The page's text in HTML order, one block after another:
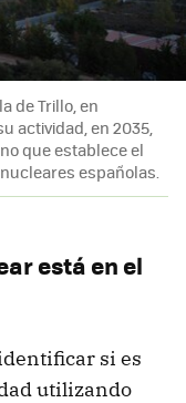
de Trillo, en
actividad, en 2035,
que establece el
españolas.
está en el
si es
utilizando